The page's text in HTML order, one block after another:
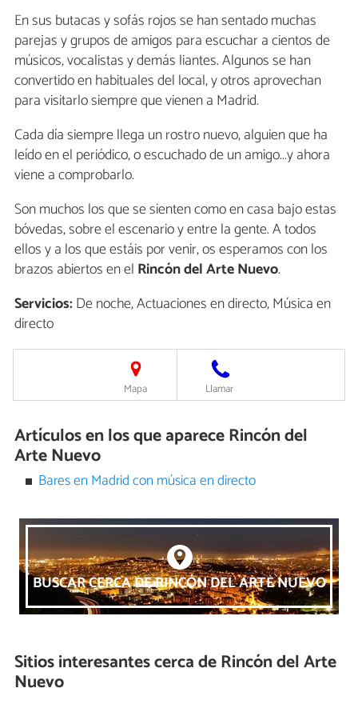
En sus butacas y sofás rojos se han sentado muchas
parejas y grupos de amigos para escuchar a cientos de
músicos, vocalistas y demás liantes. Algunos se han
convertido en habituales del local, y otros aprovechan
para visitarlo siempre que vienen a Madrid.
Cada día siempre llega un rostro nuevo, alguien que ha
leído en el periódico, o escuchado de un amigo...y ahora
viene a comprobarlo.
Son muchos los que se sienten como en casa bajo estas
bóvedas, sobre el escenario y entre la gente. A todos
ellos y a los que estáis por venir, os esperamos con los
brazos abiertos en el Rincón del Arte Nuevo.
Servicios:De noche, Actuaciones en directo, Música en
directo
Mapa Llamar
Artículos en los que aparece Rincón del
Arte Nuevo
Bares en Madrid con música en directo
BUSCAR CERCA DE RINCÓN DEL ARTE NUEVO
Sitios interesantes cerca deRincón del Arte
Nuevo